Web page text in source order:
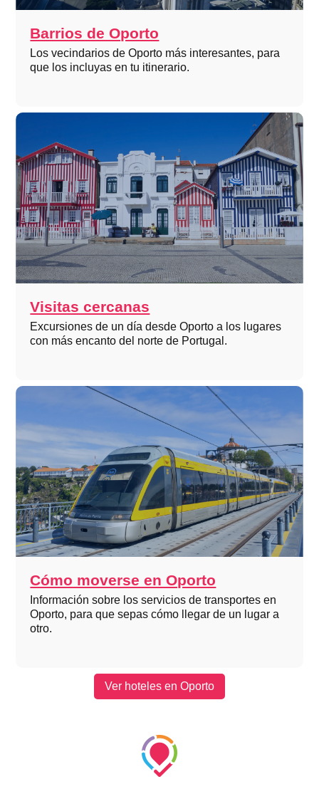
Barrios de Oporto
Los vecindarios de Oporto más interesantes, para
que los incluyas en tu itinerario.
Visitas cercanas
Excursiones de un día desde Oporto a los lugares
con más encanto del norte de Portugal.
Cómo moverse en Oporto
Información sobre los servicios de transportes en
Oporto, para que sepas cómo llegar de un lugar a
otro.
Ver hoteles en Oporto